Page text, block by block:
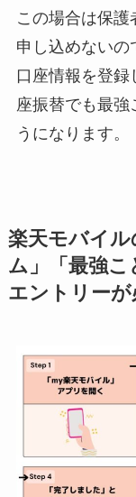
この場合は保護
申し込めないの
口座情報を登録
座振替でも最強
うになります。
楽天モバイル
ム」「最強
エントリーが